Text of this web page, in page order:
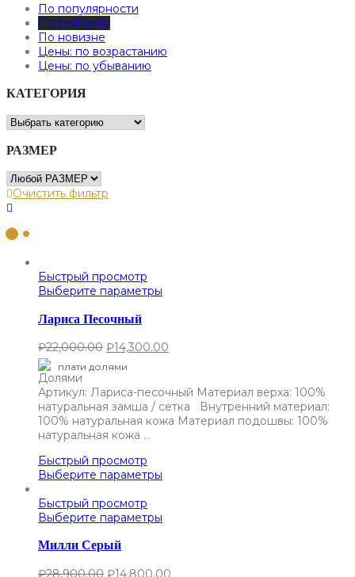
По популярности
По рейтингу
По новизне
Цены: по возрастанию
Цены: по убыванию
КАТЕГОРИЯ
РАЗМЕР
Очистить фильтр
Быстрый просмотр
Выберите параметры
Лариса Песочный
₽22,000.00 ₽14,300.00
плати долями
Артикул: Лариса-песочный Материал верха: 100%
натуральная замша / сетка Внутренний материал:
100% натуральная кожа Материал подошвы: 100%
натуральная кожа …
Быстрый просмотр
Выберите параметры
Быстрый просмотр
Выберите параметры
Милли Серый
₽28,900.00 ₽14,800.00